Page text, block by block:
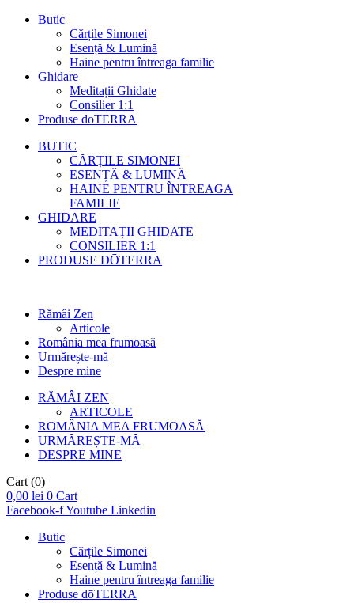
Butic
Cărțile Simonei
Esență & Lumină
Haine pentru întreaga familie
Ghidare
Meditații Ghidate
Consilier 1:1
Produse dōTERRA
BUTIC
CĂRȚILE SIMONEI
ESENȚĂ & LUMINĂ
HAINE PENTRU ÎNTREAGA
FAMILIE
GHIDARE
MEDITAȚII GHIDATE
CONSILIER 1:1
PRODUSE DŌTERRA
Rămâi Zen
Articole
România mea frumoasă
Urmărește-mă
Despre mine
RĂMÂI ZEN
ARTICOLE
ROMÂNIA MEA FRUMOASĂ
URMĂREȘTE-MĂ
DESPRE MINE
Cart (0)
0,00 lei 0 Cart
Facebook-fYoutube Linkedin
Butic
Cărțile Simonei
Esență & Lumină
Haine pentru întreaga familie
Produse dōTERRA